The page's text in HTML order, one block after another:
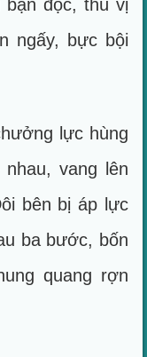
bạn đọc, thú vị
ngấy, bực bội
lực hùng
vang lên
bên bị áp lực
ba bước, bốn
quang rợn